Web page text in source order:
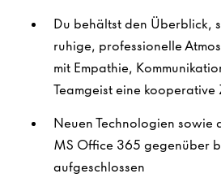
Du behältst den Überblick,
ruhige, professionelle
mit Empathie,
Teamgeist eine kooperative
Neuen Technologien sowie
MS Office 365 gegenüber
aufgeschlossen